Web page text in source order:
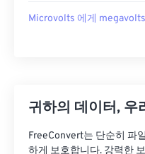
Microvolts 에게 megavolts
귀하의 데이터, 우
FreeConvert는 단순히 파
하게 보호합니다. 강력한